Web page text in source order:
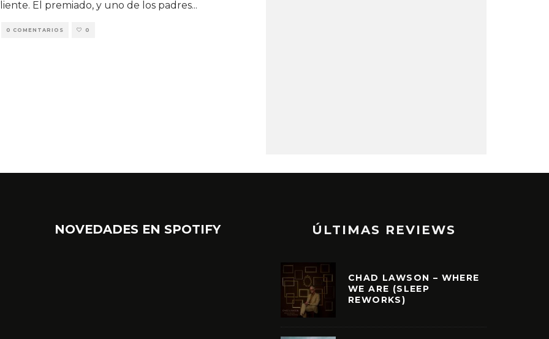
El premiado, y uno de los padres...
0 COMENTARIOS 0
NOVEDADES EN SPOTIFY ÚLTIMAS REVIEWS
CHAD LAWSON – WHERE
WE ARE (SLEEP
REWORKS)